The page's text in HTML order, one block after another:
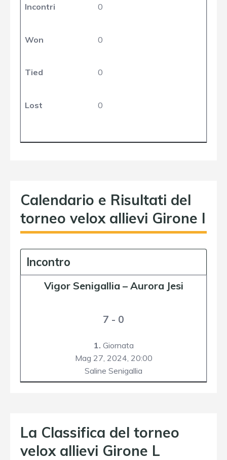
Incontri 0
Won 0
Tied 0
Lost 0
Calendario e Risultati del
torneo velox allievi Girone I
Incontro
Vigor Senigallia – Aurora Jesi
7 - 0
1. Giornata
Mag 27, 2024, 20:00
Saline Senigallia
La Classifica del torneo
velox allievi Girone L